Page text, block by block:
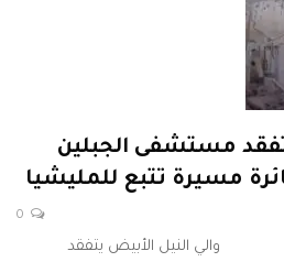
مستشفى الجبلين
مسيرة تتبع للمليشيا
والي النيل الأبيض يتفقد